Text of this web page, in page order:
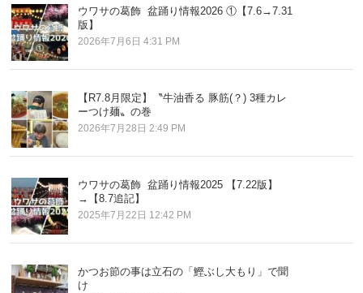
ウワサの葛飾 盆踊り情報2026 ①【7.6→7.31
版】
2026年7月6日 4:31 PM
【R7.8月限定】〝牛油香る 豚筋(？) 3種カレ
ーつけ麺〟の巻
2026年7月28日 2:49 PM
ウワサの葛飾 盆踊り情報2025 【7.22版】
→【8.7追記】
2025年7月22日 12:42 PM
かつお節の事は立石の「鰹ぶし大もり」で聞
け